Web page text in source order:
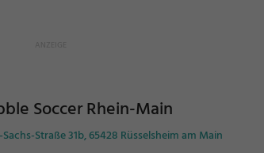
Soccer Rhein-Main
Straße 31b, 65428 Rüsselsheim am Main